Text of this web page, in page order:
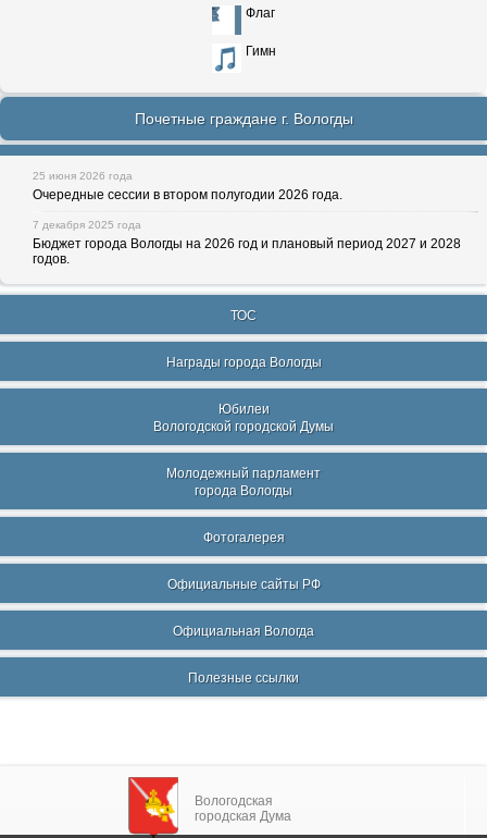
Флаг
Гимн
Почетные граждане г. Вологды
25 июня 2026 года
Очередные сессии в втором полугодии 2026 года.
7 декабря 2025 года
Бюджет города Вологды на 2026 год и плановый период 2027 и 2028
годов.
ТОС
Награды города Вологды
Юбилеи
Вологодской городской Думы
Молодежный парламент
города Вологды
Фотогалерея
Официальные сайты РФ
Официальная Вологда
Полезные ссылки
Вологодская
городская Дума